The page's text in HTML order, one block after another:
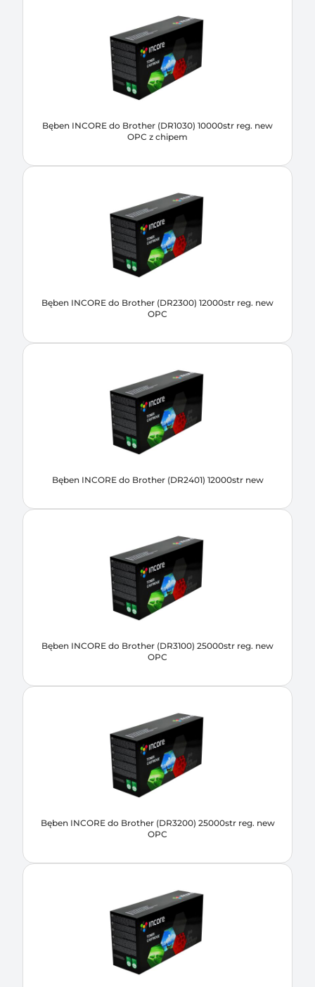
Bęben INCORE do Brother (DR1030) 10000str reg. new
OPC z chipem
Bęben INCORE do Brother (DR2300) 12000str reg. new
OPC
Bęben INCORE do Brother (DR2401) 12000str new
Bęben INCORE do Brother (DR3100) 25000str reg. new
OPC
Bęben INCORE do Brother (DR3200) 25000str reg. new
OPC